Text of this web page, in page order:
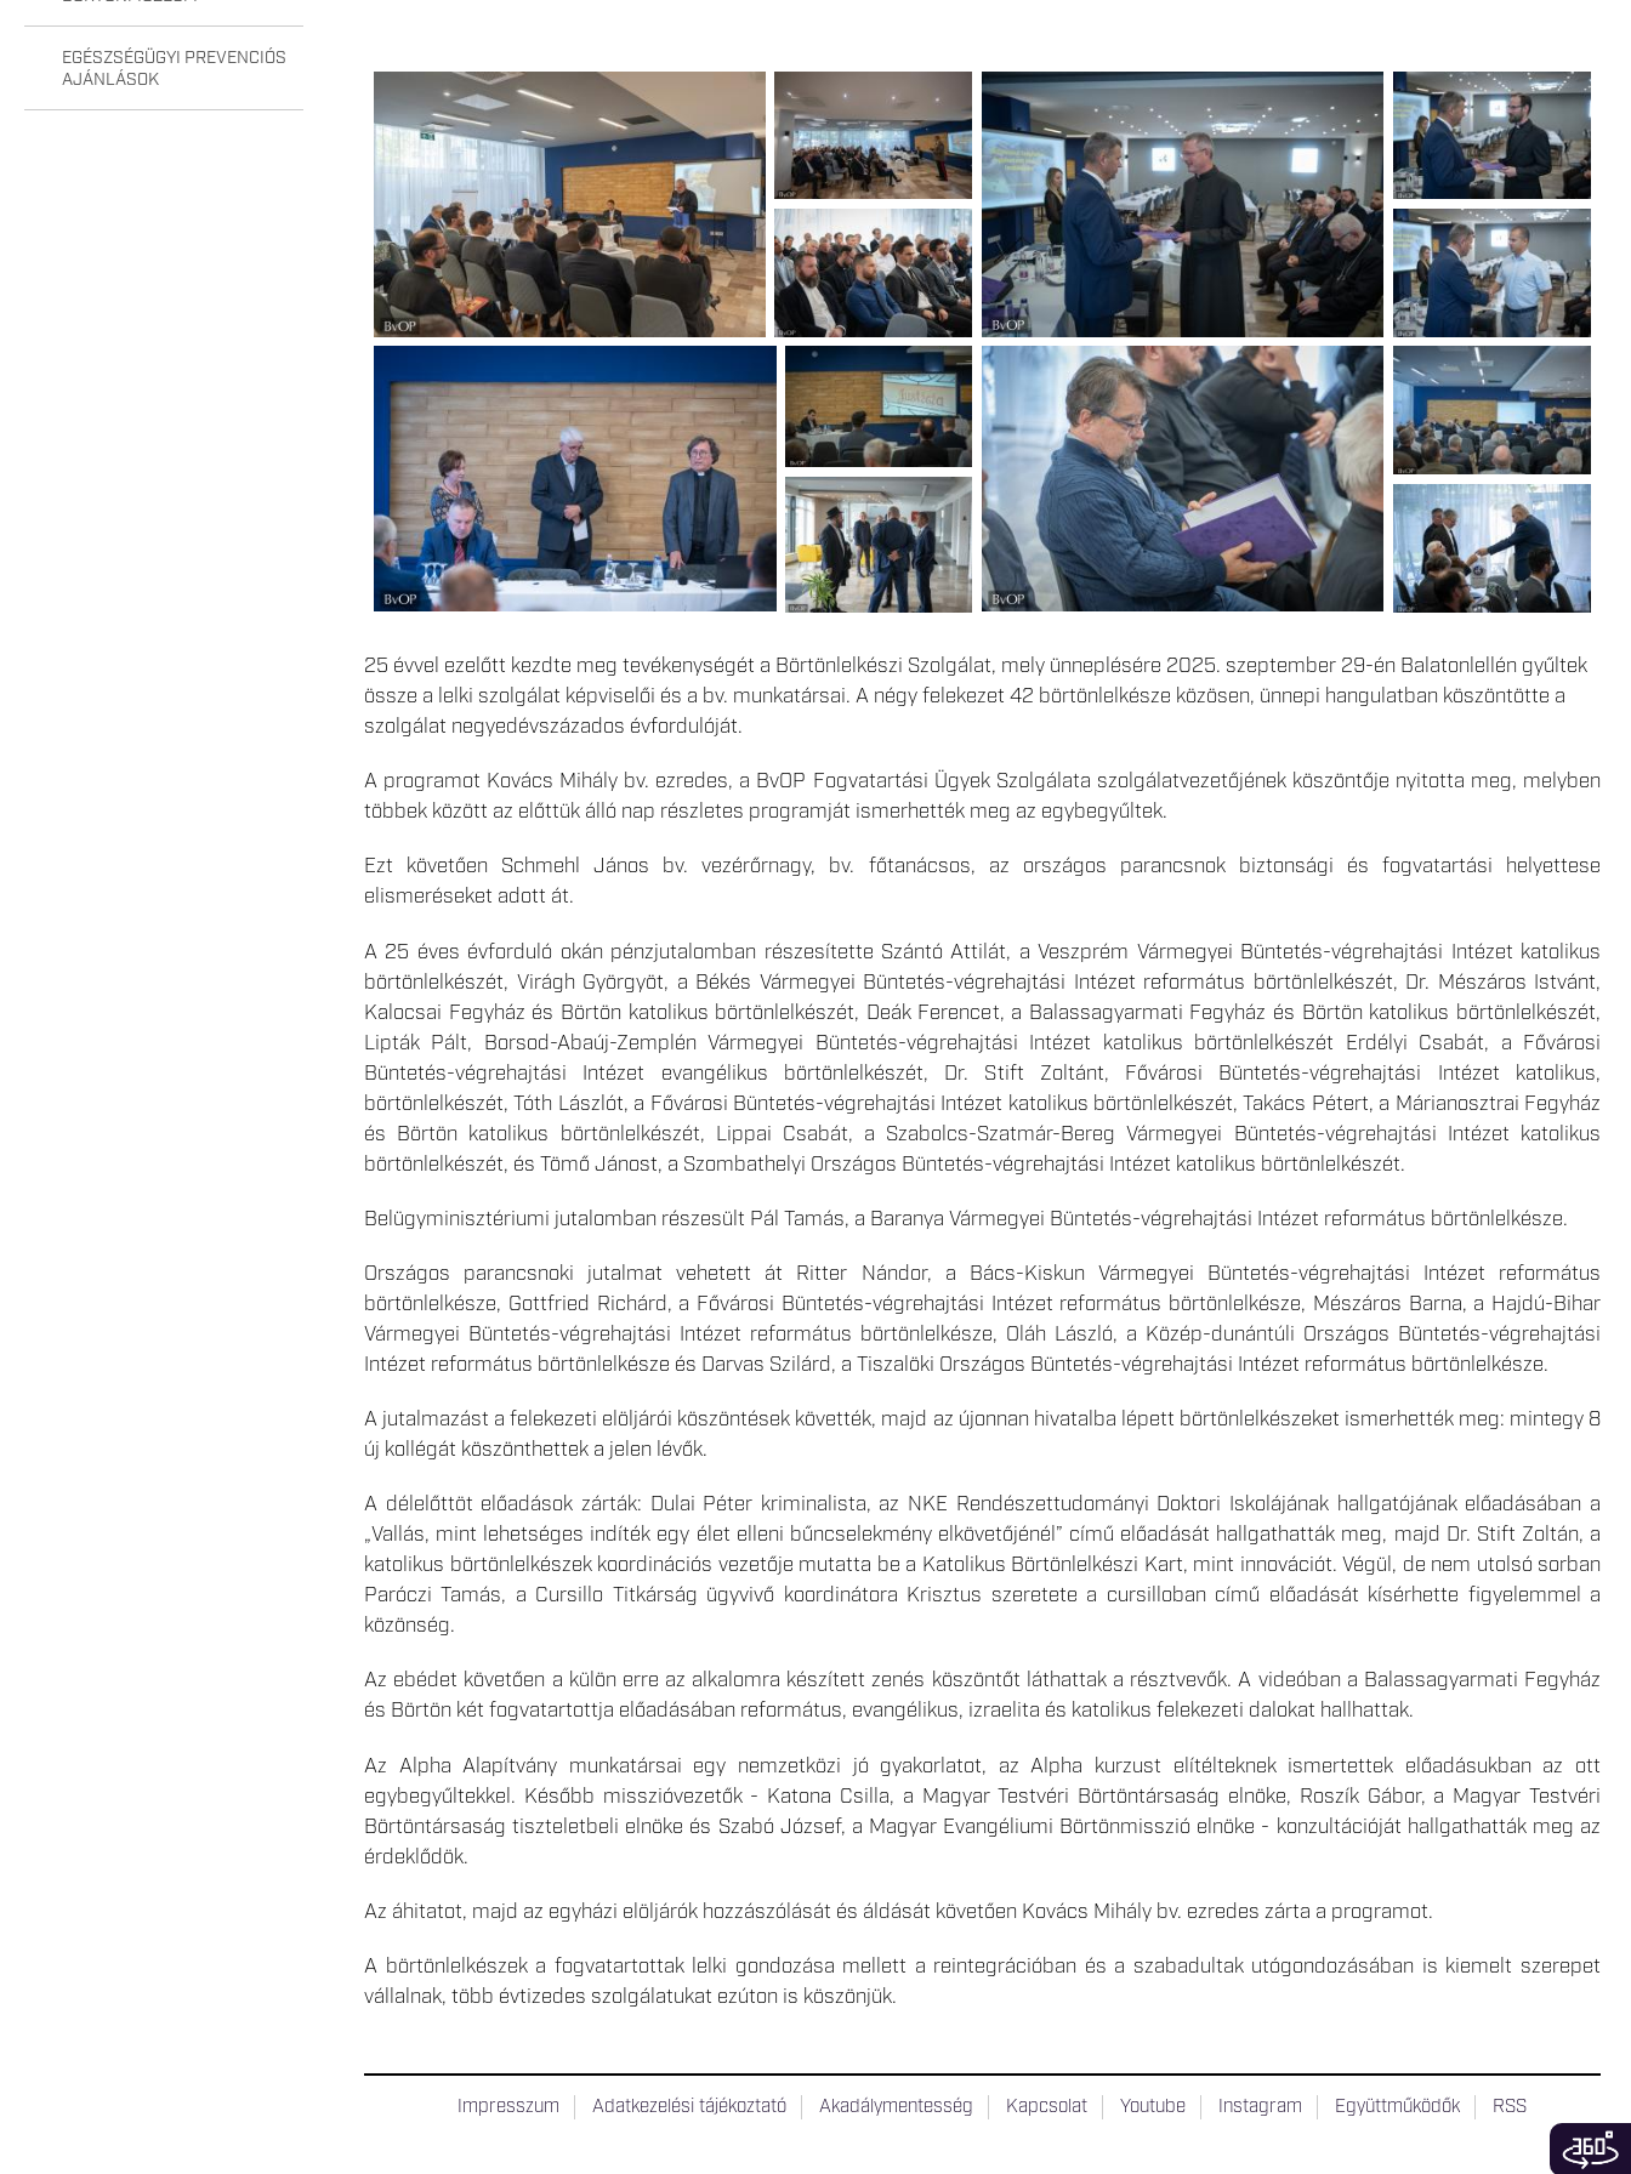
EGÉSZSÉGÜGYI PREVENCIÓS
AJÁNLÁSOK
25 évvel ezelőtt kezdte meg tevékenységét a Börtönlelkészi Szolgálat, mely ünneplésére 2025. szeptember 29-én Balatonlellén gyűltek
össze a lelki szolgálat képviselői és a bv. munkatársai. A négy felekezet 42 börtönlelkésze közösen, ünnepi hangulatban köszöntötte a
szolgálat negyedévszázados évfordulóját.
A programot Kovács Mihály bv. ezredes, a BvOP Fogvatartási Ügyek Szolgálata szolgálatvezetőjének köszöntője nyitotta meg, melyben
többek között az előttük álló nap részletes programját ismerhették meg az egybegyűltek.
Ezt követően Schmehl János bv. vezérőrnagy, bv. főtanácsos, az országos parancsnok biztonsági és fogvatartási helyettese
elismeréseket adott át.
A 25 éves évforduló okán pénzjutalomban részesítette Szántó Attilát, a Veszprém Vármegyei Büntetés-végrehajtási Intézet katolikus
börtönlelkészét, Virágh Györgyöt, a Békés Vármegyei Büntetés-végrehajtási Intézet református börtönlelkészét, Dr. Mészáros Istvánt,
Kalocsai Fegyház és Börtön katolikus börtönlelkészét, Deák Ferencet, a Balassagyarmati Fegyház és Börtön katolikus börtönlelkészét,
Lipták Pált, Borsod-Abaúj-Zemplén Vármegyei Büntetés-végrehajtási Intézet katolikus börtönlelkészét Erdélyi Csabát, a Fővárosi
Büntetés-végrehajtási Intézet evangélikus börtönlelkészét, Dr. Stift Zoltánt, Fővárosi Büntetés-végrehajtási Intézet katolikus,
börtönlelkészét, Tóth Lászlót, a Fővárosi Büntetés-végrehajtási Intézet katolikus börtönlelkészét, Takács Pétert, a Márianosztrai Fegyház
és Börtön katolikus börtönlelkészét, Lippai Csabát, a Szabolcs-Szatmár-Bereg Vármegyei Büntetés-végrehajtási Intézet katolikus
börtönlelkészét, és Tömő Jánost, a Szombathelyi Országos Büntetés-végrehajtási Intézet katolikus börtönlelkészét.
Belügyminisztériumi jutalomban részesült Pál Tamás, a Baranya Vármegyei Büntetés-végrehajtási Intézet református börtönlelkésze.
Országos parancsnoki jutalmat vehetett át Ritter Nándor, a Bács-Kiskun Vármegyei Büntetés-végrehajtási Intézet református
börtönlelkésze, Gottfried Richárd, a Fővárosi Büntetés-végrehajtási Intézet református börtönlelkésze, Mészáros Barna, a Hajdú-Bihar
Vármegyei Büntetés-végrehajtási Intézet református börtönlelkésze, Oláh László, a Közép-dunántúli Országos Büntetés-végrehajtási
Intézet református börtönlelkésze és Darvas Szilárd, a Tiszalöki Országos Büntetés-végrehajtási Intézet református börtönlelkésze.
A jutalmazást a felekezeti elöljárói köszöntések követték, majd az újonnan hivatalba lépett börtönlelkészeket ismerhették meg: mintegy 8
új kollégát köszönthettek a jelen lévők.
A délelőttöt előadások zárták: Dulai Péter kriminalista, az NKE Rendészettudományi Doktori Iskolájának hallgatójának előadásában a
„Vallás, mint lehetséges indíték egy élet elleni bűncselekmény elkövetőjénél” című előadását hallgathatták meg, majd Dr. Stift Zoltán, a
katolikus börtönlelkészek koordinációs vezetője mutatta be a Katolikus Börtönlelkészi Kart, mint innovációt. Végül, de nem utolsó sorban
Paróczi Tamás, a Cursillo Titkárság ügyvivő koordinátora Krisztus szeretete a cursilloban című előadását kísérhette figyelemmel a
közönség.
Az ebédet követően a külön erre az alkalomra készített zenés köszöntőt láthattak a résztvevők. A videóban a Balassagyarmati Fegyház
és Börtön két fogvatartottja előadásában református, evangélikus, izraelita és katolikus felekezeti dalokat hallhattak.
Az Alpha Alapítvány munkatársai egy nemzetközi jó gyakorlatot, az Alpha kurzust elítélteknek ismertettek előadásukban az ott
egybegyűltekkel. Később misszióvezetők - Katona Csilla, a Magyar Testvéri Börtöntársaság elnöke, Roszík Gábor, a Magyar Testvéri
Börtöntársaság tiszteletbeli elnöke és Szabó József, a Magyar Evangéliumi Börtönmisszió elnöke - konzultációját hallgathatták meg az
érdeklődök.
Az áhitatot, majd az egyházi elöljárók hozzászólását és áldását követően Kovács Mihály bv. ezredes zárta a programot.
A börtönlelkészek a fogvatartottak lelki gondozása mellett a reintegrációban és a szabadultak utógondozásában is kiemelt szerepet
vállalnak, több évtizedes szolgálatukat ezúton is köszönjük.
Impresszum Adatkezelési tájékoztató Akadálymentesség Kapcsolat Youtube Instagram Együttműködők RSS